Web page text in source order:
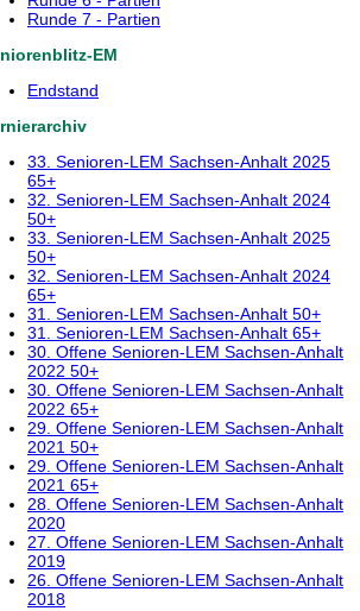
Runde 7 - Partien
EM
Endstand
33. Senioren-LEM Sachsen-Anhalt 2025
65+
32. Senioren-LEM Sachsen-Anhalt 2024
50+
33. Senioren-LEM Sachsen-Anhalt 2025
50+
32. Senioren-LEM Sachsen-Anhalt 2024
65+
31. Senioren-LEM Sachsen-Anhalt 50+
31. Senioren-LEM Sachsen-Anhalt 65+
30. Offene Senioren-LEM Sachsen-Anhalt
2022 50+
30. Offene Senioren-LEM Sachsen-Anhalt
2022 65+
29. Offene Senioren-LEM Sachsen-Anhalt
2021 50+
29. Offene Senioren-LEM Sachsen-Anhalt
2021 65+
28. Offene Senioren-LEM Sachsen-Anhalt
2020
27. Offene Senioren-LEM Sachsen-Anhalt
2019
26. Offene Senioren-LEM Sachsen-Anhalt
2018